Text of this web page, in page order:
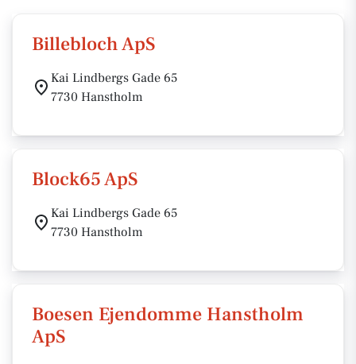
Billebloch ApS
Kai Lindbergs Gade 65
7730 Hanstholm
Block65 ApS
Kai Lindbergs Gade 65
7730 Hanstholm
Boesen Ejendomme Hanstholm
ApS